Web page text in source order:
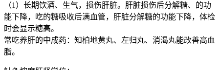
（1）长期饮酒、生气，损伤肝脏。肝脏损伤后分解糖、的功
能下降，吃的糖吸收后满血管，肝脏分解糖的功能下降，体检
时会显示糖高。
常吃养肝的中成药：知柏地黄丸、左归丸、消渴丸能改善高血
脂。